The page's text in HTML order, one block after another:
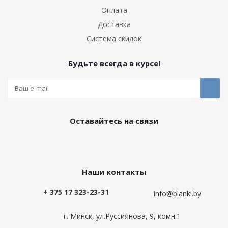
Оплата
Доставка
Система скидок
Будьте всегда в курсе!
Оставайтесь на связи
Наши контакты
+ 375 17 323-23-31 info@blanki.by
г. Минск, ул.Руссиянова, 9, комн.1